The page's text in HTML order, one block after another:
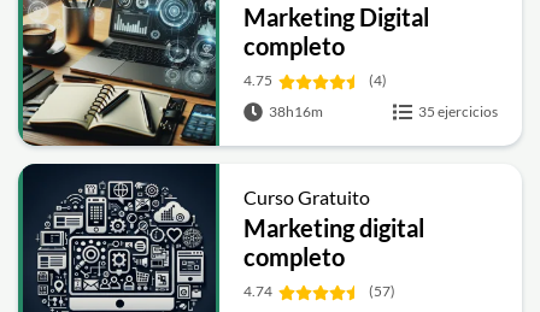
Marketing Digital
completo
4.75
(4)
38h16m
35 ejercicios
Curso Gratuito
Marketing digital
completo
4.74
(57)